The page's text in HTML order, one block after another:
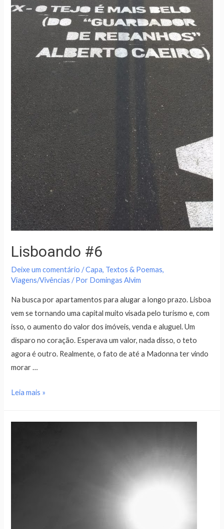
Lisboando #6
Deixe um comentário /Capa, Textos & Poemas,
Viagens/Vivências / Por Domingas Alvim
Na busca por apartamentos para alugar a longo prazo. Lisboa
vem se tornando uma capital muito visada pelo turismo e, com
isso, o aumento do valor dos imóveis, venda e aluguel. Um
disparo no coração. Esperava um valor, nada disso, o teto
agora é outro. Realmente, o fato de até a Madonna ter vindo
morar …
Leia mais »